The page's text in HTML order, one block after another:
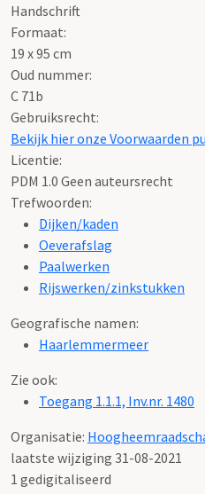
Handschrift
Formaat:
19 x 95 cm
Oud nummer:
C 71b
Gebruiksrecht:
Bekijk hier onze Voorwaarden
Licentie:
PDM 1.0 Geen auteursrecht
Trefwoorden:
Dijken/kaden
Oeverafslag
Paalwerken
Rijswerken/zinkstukken
Geografische namen:
Haarlemmermeer
Zie ook:
Toegang 1.1.1, Inv.nr. 1480
Organisatie:
laatste wijziging 31-08-2021
1 gedigitaliseerd